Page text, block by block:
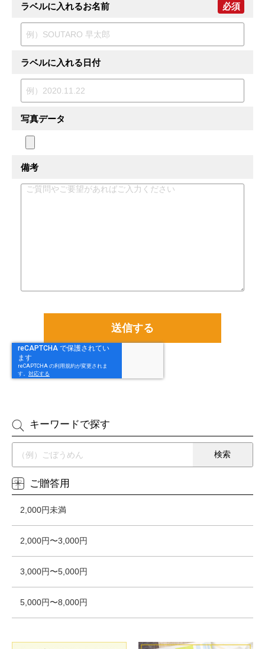
ラベルに入れるお名前 必須
ラベルに入れる日付
写真データ
備考
キーワードで探す
ご贈答用
2,000円未満
2,000円〜3,000円
3,000円〜5,000円
5,000円〜8,000円